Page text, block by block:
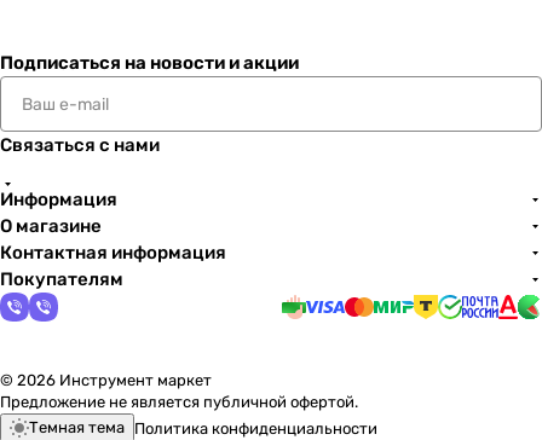
Подписаться на новости и акции
Связаться с нами
Информация
О магазине
Контактная информация
Покупателям
© 2026 Инструмент маркет
Предложение не является публичной офертой.
Темная тема Политика конфиденциальности